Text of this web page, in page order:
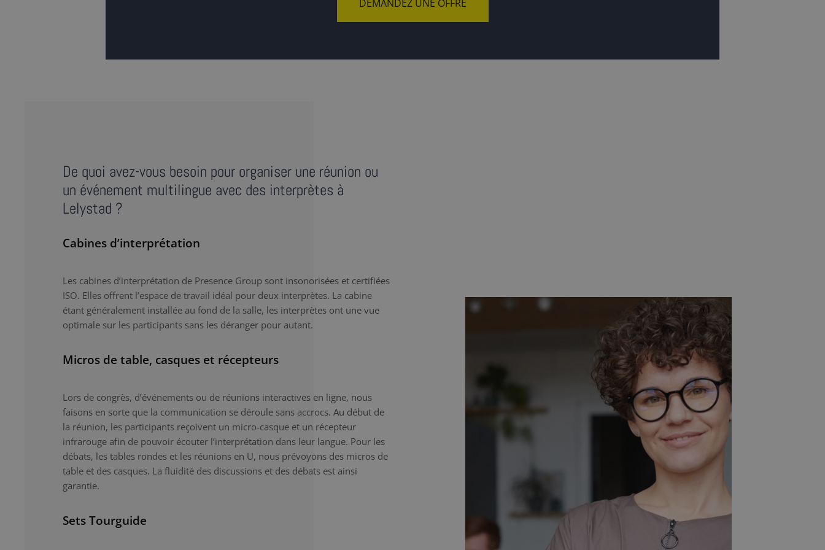
DEMANDEZ UNE OFFRE
De quoi avez-vous besoin pour organiser une réunion ou
un événement multilingue avec des interprètes à
Lelystad ?
Cabines d’interprétation
Les cabines d’interprétation de Presence Group sont insonorisées et certifiées
ISO. Elles offrent l’espace de travail idéal pour deux interprètes. La cabine
étant généralement installée au fond de la salle, les interprètes ont une vue
optimale sur les participants sans les déranger pour autant.
Micros de table, casques et récepteurs
Lors de congrès, d’événements ou de réunions interactives en ligne, nous
faisons en sorte que la communication se déroule sans accrocs. Au début de
la réunion, les participants reçoivent un micro-casque et un récepteur
infrarouge afin de pouvoir écouter l’interprétation dans leur langue. Pour les
débats, les tables rondes et les réunions en U, nous prévoyons des micros de
table et des casques. La fluidité des discussions et des débats est ainsi
garantie.
Sets Tourguide